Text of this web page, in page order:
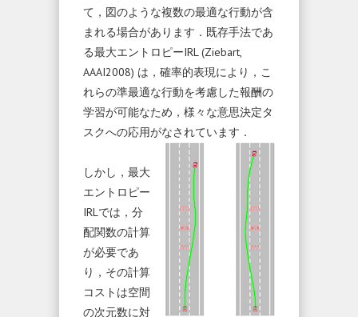
て，図のような複数の最適な行動が含
まれる場合があります．既存手法であ
る最大エントロピーIRL (Ziebart,
AAAI2008) は，確率的表現により，こ
れらの準最適な行動を考慮した報酬の
学習が可能なため，様々な意思決定タ
スクへの応用がなされています．
しかし，最大
エントロピー
IRLでは，分
配関数の計算
が必要であ
り，その計算
コストは空間
の次元数に対